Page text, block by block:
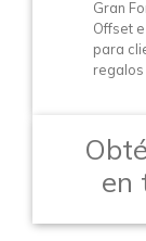
Gran
Offset
para
regalos
en